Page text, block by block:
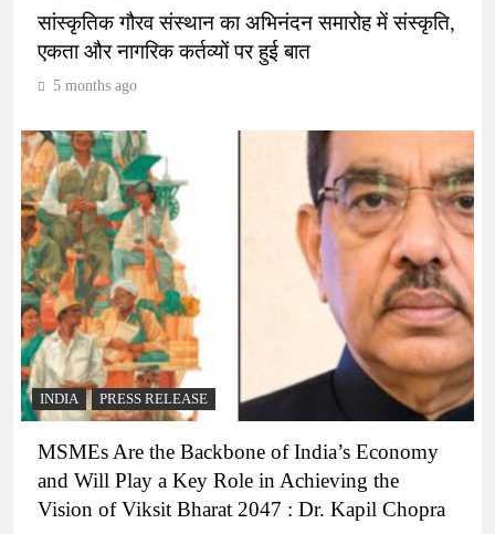
सांस्कृतिक गौरव संस्थान का अभिनंदन समारोह में संस्कृति,
एकता और नागरिक कर्तव्यों पर हुई बात
5 months ago
INDIA PRESS RELEASE
MSMEs Are the Backbone of India’s Economy
and Will Play a Key Role in Achieving the
Vision of Viksit Bharat 2047 : Dr. Kapil Chopra